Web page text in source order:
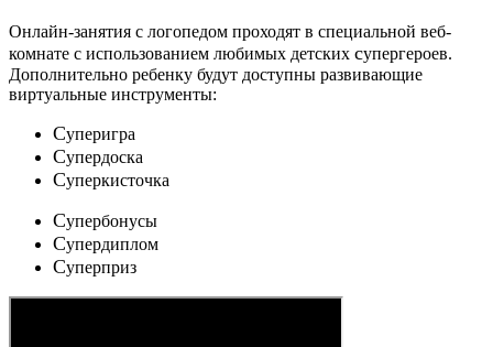
Онлайн-занятия с логопедом проходят в специальной веб-
комнате с использованием любимых детских cупергероев.
Дополнительно ребенку будут доступны развивающие
виртуальные инструменты:
Cуперигра
Cупердоска
Cуперкисточка
Cупербонусы
Cупердиплом
Cуперприз